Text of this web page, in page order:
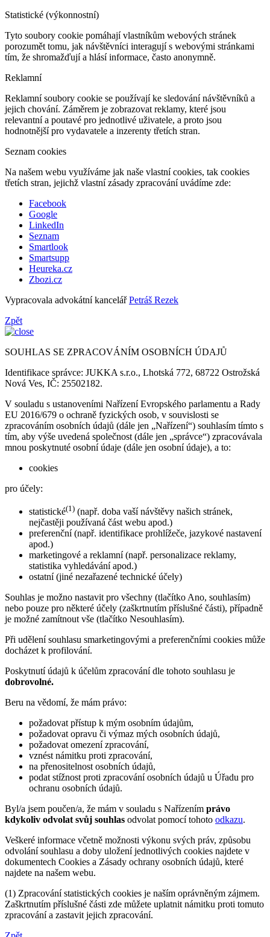
Statistické (výkonnostní)
Tyto soubory cookie pomáhají vlastníkům webových stránek
porozumět tomu, jak návštěvníci interagují s webovými stránkami
tím, že shromažďují a hlásí informace, často anonymně.
Reklamní
Reklamní soubory cookie se používají ke sledování návštěvníků a
jejich chování. Záměrem je zobrazovat reklamy, které jsou
relevantní a poutavé pro jednotlivé uživatele, a proto jsou
hodnotnější pro vydavatele a inzerenty třetích stran.
Seznam cookies
Na našem webu využíváme jak naše vlastní cookies, tak cookies
třetích stran, jejichž vlastní zásady zpracování uvádíme zde:
Facebook
Google
LinkedIn
Seznam
Smartlook
Smartsupp
Heureka.cz
Zbozi.cz
Vypracovala advokátní kancelářPetráš Rezek
Zpět
SOUHLAS SE ZPRACOVÁNÍM OSOBNÍCH ÚDAJŮ
Identifikace správce: JUKKA s.r.o., Lhotská 772, 68722 Ostrožská
Nová Ves, IČ: 25502182.
V souladu s ustanoveními Nařízení Evropského parlamentu a Rady
EU 2016/679 o ochraně fyzických osob, v souvislosti se
zpracováním osobních údajů (dále jen „Nařízení“) souhlasím tímto s
tím, aby výše uvedená společnost (dále jen „správce“) zpracovávala
mnou poskytnuté osobní údaje (dále jen osobní údaje), a to:
cookies
pro účely:
statistické(1) (např. doba vaší návštěvy našich stránek,
nejčastěji používaná část webu apod.)
preferenční (např. identifikace prohlížeče, jazykové nastavení
apod.)
marketingové a reklamní (např. personalizace reklamy,
statistika vyhledávání apod.)
ostatní (jiné nezařazené technické účely)
Souhlas je možno nastavit pro všechny (tlačítko Ano, souhlasím)
nebo pouze pro některé účely (zaškrtnutím příslušné části), případně
je možné zamítnout vše (tlačítko Nesouhlasím).
Při udělení souhlasu smarketingovými a preferenčními cookies může
docházet k profilování.
Poskytnutí údajů k účelům zpracování dle tohoto souhlasu je
dobrovolné.
Beru na vědomí, že mám právo:
požadovat přístup k mým osobním údajům,
požadovat opravu či výmaz mých osobních údajů,
požadovat omezení zpracování,
vznést námitku proti zpracování,
na přenositelnost osobních údajů,
podat stížnost proti zpracování osobních údajů u Úřadu pro
ochranu osobních údajů.
Byl/a jsem poučen/a, že mám v souladu s Nařízením právo
kdykoliv odvolat svůj souhlas odvolat pomocí tohoto odkazu.
Veškeré informace včetně možnosti výkonu svých práv, způsobu
odvolání souhlasu a doby uložení jednotlivých cookies najdete v
dokumentech Cookies a Zásady ochrany osobních údajů, které
najdete na našem webu.
(1) Zpracování statistických cookies je naším oprávněným zájmem.
Zaškrtnutím příslušné části zde můžete uplatnit námitku proti tomuto
zpracování a zastavit jejich zpracování.